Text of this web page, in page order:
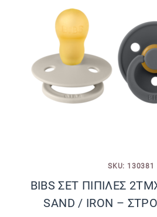
SKU: 130381
BIBS ΣΕΤ ΠΙΠΙΛΕΣ
SAND / IRON –